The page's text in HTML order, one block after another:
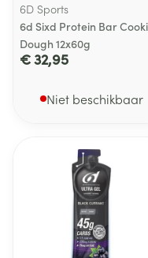
6D Sports
6d Sixd Protein Bar
Dough 12x60g
€ 32,95
Niet beschikbaar